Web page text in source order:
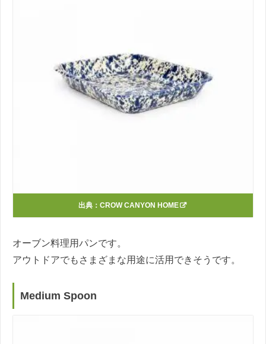
出典： CROW CANYON HOME
オーブン料理用パンです。
アウトドアでもさまざまな用途に活用できそうです。
Medium Spoon